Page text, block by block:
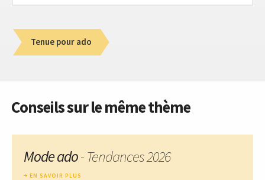
Tenue pour ado
Conseils sur le même thème
Mode ado- Tendances 2026
EN SAVOIR PLUS